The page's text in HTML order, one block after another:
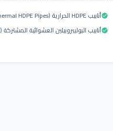
أنابيب HDPE الحرارية (Geothermal HDPE Pipes)check_circle
أنابيب البوليبروبيلين العشوائية المشتركة (PP-R)check_circle